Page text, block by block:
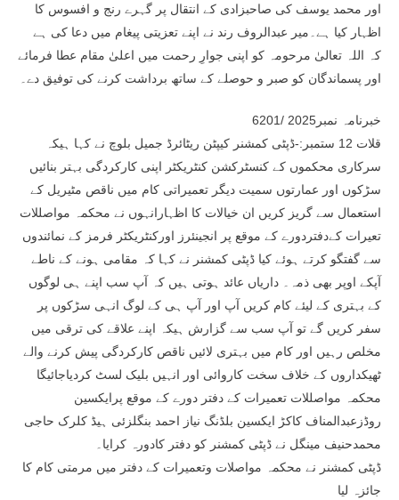
اور محمد یوسف کی صاحبزادی کے انتقال پر گہرے رنج و افسوس کا
اظہار کیا ہے۔میر عبدالروف رند نے اپنے تعزیتی پیغام میں دعا کی ہے
کہ اللہ تعالیٰ مرحومہ کو اپنی جوارِ رحمت میں اعلیٰ مقام عطا فرمائے
اور پسماندگان کو صبر و حوصلے کے ساتھ برداشت کرنے کی توفیق دے۔
خبرنامہ نمبر2025 /6201
قلات 12 ستمبر:-ڈپٹی کمشنر کیپٹن ریٹائرڈ جمیل بلوچ نے کہا ہیکہ
سرکاری محکموں کے کنسٹرکشن کنٹریکٹر اپنی کارکردگی بہتر بنائیں
سڑکوں اور عمارتوں سمیت دیگر تعمیراتی کام میں ناقص مٹیریل کے
استعمال سے گریز کریں ان خیالات کا اظہارانہوں نے محکمہ مواصللات
تعیرات کےدفتردورے کے موقع پر انجینئرز اورکنٹریکٹر فرمز کے نمائندوں
سے گفتگو کرتے ہوئے کیا ڈپٹی کمشنر نے کہا کہ مقامی ہونے کے ناطے
آپکے اوپر بھی ذمہ۔ داریاں عائد ہوتی ہیں کہ آپ سب اپنے ہی لوگوں
کے بہتری کے لیئے کام کریں آپ اور آپ ہی کے لوگ انہی سڑکوں پر
سفر کریں گے تو آپ سب سے گزارش ہیکہ اپنے علاقے کی ترقی میں
مخلص رہیں اور کام میں بہتری لائیں ناقص کارکردگی پیش کرنے والے
ٹھیکداروں کے خلاف سخت کاروائی اور انہیں بلیک لسٹ کردیاجائیگا
محکمہ مواصللات تعمیرات کے دفتر دورے کے موقع پرایکسین
روڈزعبدالمناف کاکڑ ایکسین بلڈنگ نیاز احمد بنگلزئی ہیڈ کلرک حاجی
محمدحنیف مینگل نے ڈپٹی کمشنر کو دفتر کادورہ کرایا۔
ڈپٹی کمشنر نے محکمہ مواصلات وتعمیرات کے دفتر میں مرمتی کام کا
جائزہ لیا